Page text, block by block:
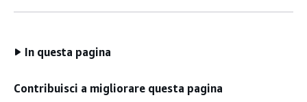
In questa pagina
Contribuisci a migliorare questa pagina